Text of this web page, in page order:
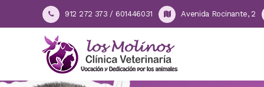
912 272 373 / 601446031 Avenida Rocinante, 2